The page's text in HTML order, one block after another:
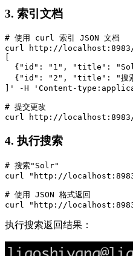
3. 索引文档
# 使用 curl 索引 JSON 文档
curl http://
{"id": "1", "title":
{"id": "2", "title": "搜
]' -H 'Content-
# 提交更改
curl http://
4. 执行搜索
# 搜索"Solr"
curl "http://
# 使用 JSON 格式返回
curl "http://
执行搜索返回结果：